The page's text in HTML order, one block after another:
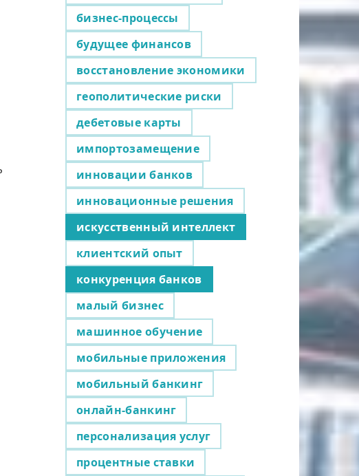
бизнес-процессы
будущее финансов
восстановление экономики
геополитические риски
дебетовые карты
импортозамещение
инновации банков
инновационные решения
искусственный интеллект
клиентский опыт
конкуренция банков
малый бизнес
машинное обучение
мобильные приложения
мобильный банкинг
онлайн-банкинг
персонализация услуг
процентные ставки